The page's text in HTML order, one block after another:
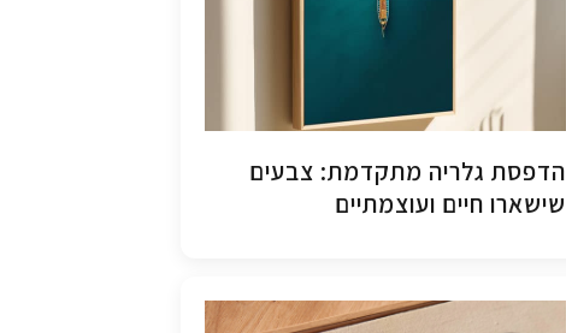
הדפסת גלריה מתקדמת: צבעים
שישארו חיים ועוצמתיים